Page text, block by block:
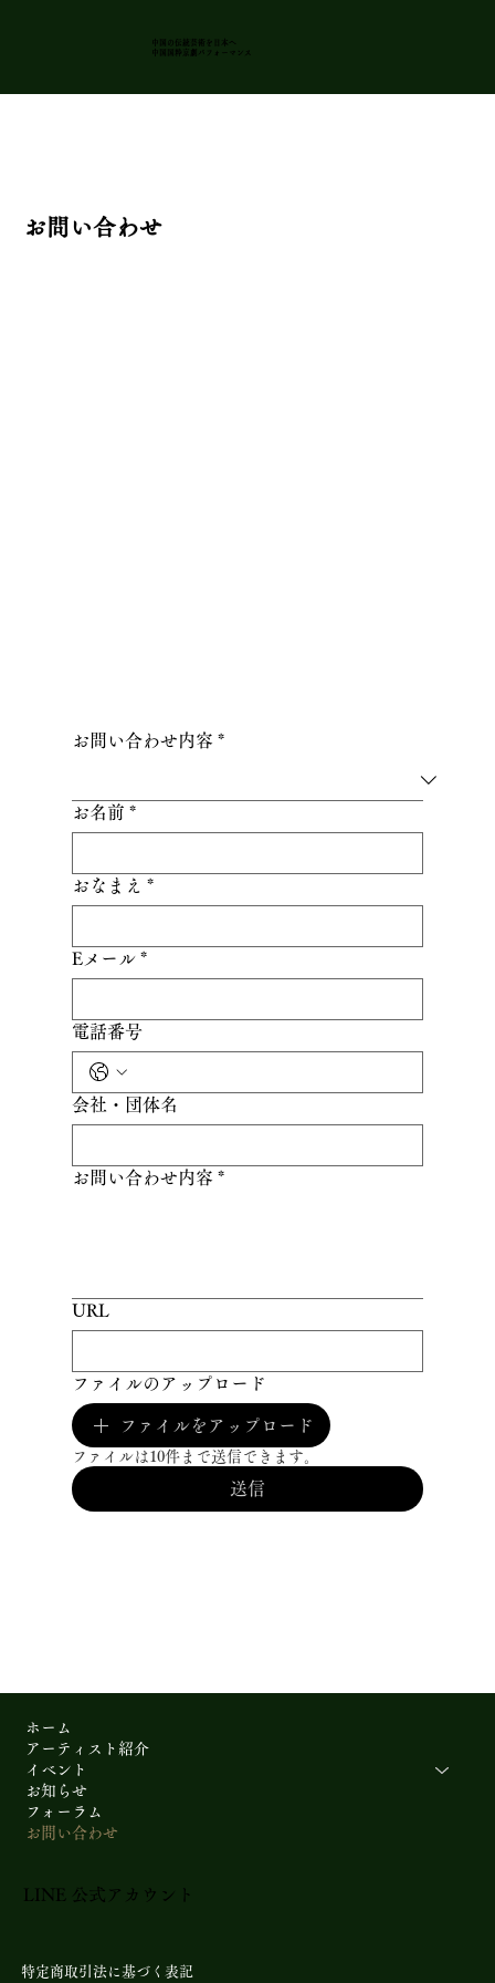
中国の伝統芸術を日本 へ
​中国国粋京劇パフォーマンス
お問い合わせ
お問い合わせ内容 *
お名前 *
おなまえ *
Eメール *
電話番号
会社・団体名
お問い合わせ内容 *
URL
ファイルのアップロード
ファイルをアップロード
ファイルは10件まで送信できます。
送信
ホーム
アーティスト紹介
イベント
お知らせ
フォーラム
お問い合わせ
LINE 公式アカウント​
特定商取引法に基づく表記